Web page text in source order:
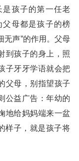
孩子的第一任老
父母都是孩子的榜
无声”的作用。父母
到孩子的身上，照
子牙牙学语就会把
父母，别指望孩子
公益广告：年幼的
地给妈妈端来一盆
样子，就是孩子将